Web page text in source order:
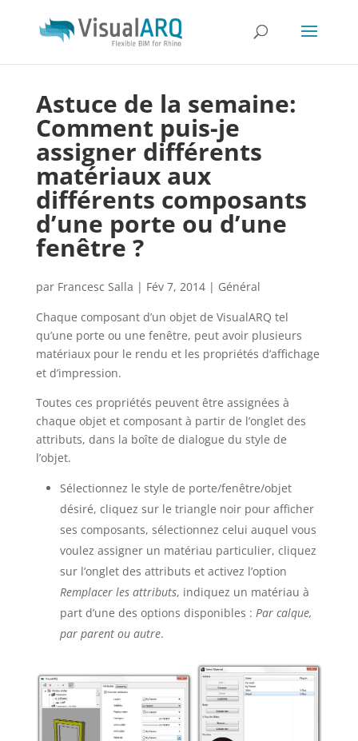
Astuce de la semaine:
Comment puis-je
assigner différents
matériaux aux
différents composants
d’une porte ou d’une
fenêtre ?
par Francesc Salla | Fév 7, 2014| Général
Chaque composant d’un objet de VisualARQ tel
qu’une porte ou une fenêtre, peut avoir plusieurs
matériaux pour le rendu et les propriétés d’affichage
et d’impression.
Toutes ces propriétés peuvent être assignées à
chaque objet et composant à partir de l’onglet des
attributs, dans la boîte de dialogue du style de
l’objet.
Sélectionnez le style de porte/fenêtre/objet
désiré, cliquez sur le triangle noir pour afficher
ses composants, sélectionnez celui auquel vous
voulez assigner un matériau particulier, cliquez
sur l’onglet des attributs et activez l’option
Remplacer les attributs, indiquez un matériau à
part d’une des options disponibles : Par calque,
par parent ou autre.